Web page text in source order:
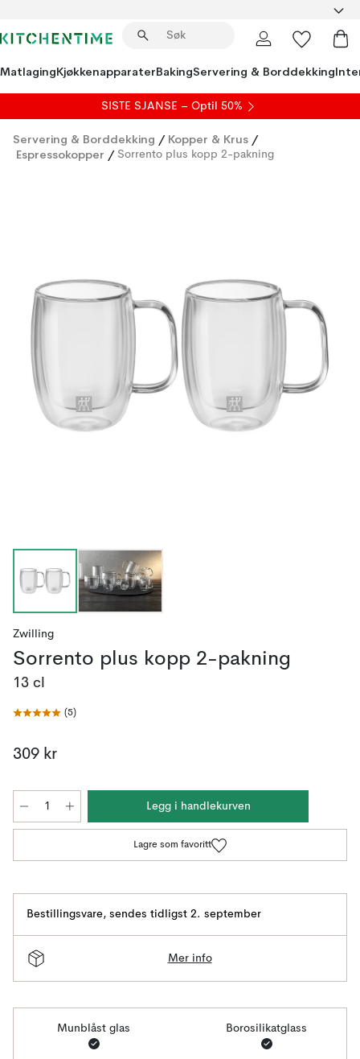
MatlagingKjøkkenapparaterBakingServering & Borddekking
SISTE SJANSE – Optil 50%
Servering & Borddekking / Kopper & Krus /
Espressokopper / Sorrento plus kopp 2-pakning
Zwilling
Sorrento plus kopp 2-pakning
13 cl
(5)
309 kr
Legg i handlekurven
Lagre som favoritt
Bestillingsvare, sendes tidligst 2. september
Mer info
Munblåst glas Borosilikatglass